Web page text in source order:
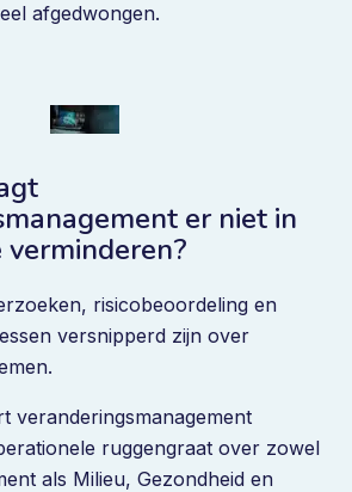
afgedwongen.
er niet in
verminderen?
risicobeoordeling en
versnipperd zijn over
veranderingsmanagement
ruggengraat over zowel
als Milieu, Gezondheid en